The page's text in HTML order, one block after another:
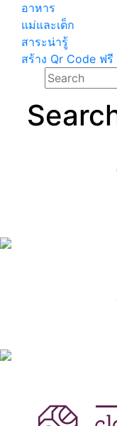
อาหาร
แม่และเด็ก
สาระน่ารู้
สร้าง Qr Code ฟรี